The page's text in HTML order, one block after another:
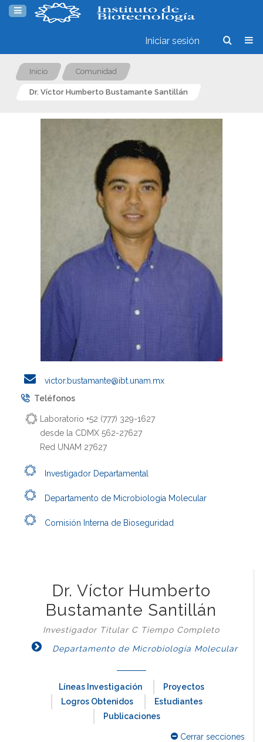
Iniciar sesión
Inicio Comunidad
Dr. Víctor Humberto Bustamante Santillán
victor.bustamante@ibt.unam.mx
Teléfonos
Laboratorio +52 (777) 329-1627
desde la CDMX 562-27627
Red UNAM 27627
Investigador Departamental
Departamento de Microbiología Molecular
Comisión Interna de Bioseguridad
Dr. Víctor Humberto
Bustamante Santillán
Investigador Titular C Tiempo Completo
Departamento de Microbiología Molecular
Líneas Investigación
Proyectos
Logros Obtenidos
Estudiantes
Publicaciones
Cerrar secciones